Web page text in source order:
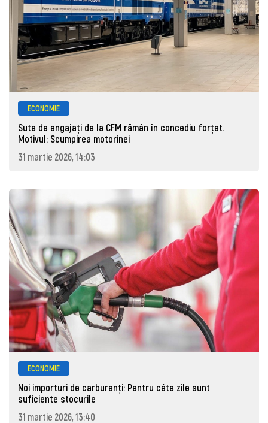
ECONOMIE
Sute de angajaţi de la CFM rămân în concediu forţat.
Motivul: Scumpirea motorinei
31 martie 2026, 14:03
ECONOMIE
Noi importuri de carburanți: Pentru câte zile sunt
suficiente stocurile
31 martie 2026, 13:40